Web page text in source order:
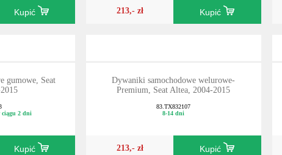
Kupić 213,- zł Kupić
gumowe, Seat
ciągu 2 dni
Kupić
Dywaniki samochodowe welurowe-
Premium, Seat Altea, 2004-2015
83.TX832107
8-14 dni
213,- zł Kupić